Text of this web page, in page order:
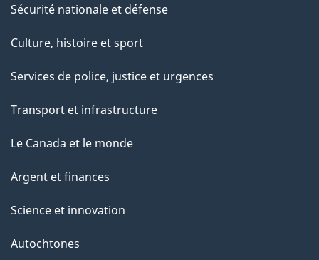
Sécurité nationale et défense
Culture, histoire et sport
Services de police, justice et urgences
Transport et infrastructure
Le Canada et le monde
Argent et finances
Science et innovation
Autochtones